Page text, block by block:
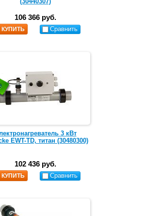
106 366 руб.
КУПИТЬ Сравнить
3 кВт
EWT-TD, титан (30480300)
102 436 руб.
КУПИТЬ Сравнить